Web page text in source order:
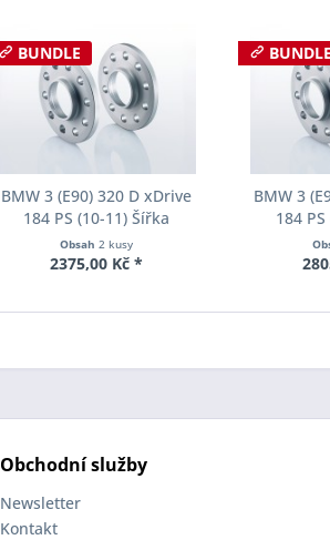
BUNDLE
BMW 3 (E90) 320 D xDrive
184 PS (10-11) Šířka
rozchodu Eibach Pro-Spacer
S90-2-10-004 System2
Obsah2 kusy
2375,00 Kč *
BUNDLE
BMW 3
184
rozchodu
S90-2-
Obchodní služby
Newsletter
Kontakt